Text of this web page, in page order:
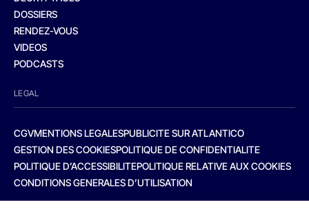
DOSSIERS
RENDEZ-VOUS
VIDEOS
PODCASTS
LEGAL
CGVMENTIONS LEGALESPUBLICITE SUR ATLANTICO
GESTION DES COOKIESPOLITIQUE DE CONFIDENTIALITE
POLITIQUE D’ACCESSIBILITEPOLITIQUE RELATIVE AUX COOKIES
CONDITIONS GENERALES D’UTILISATION